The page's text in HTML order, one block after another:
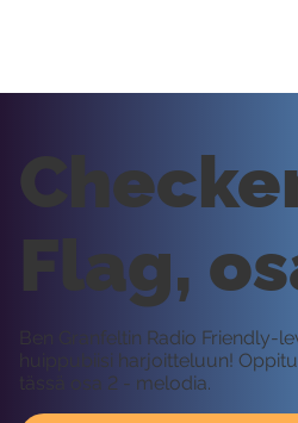
Flag,
Ben Granfeltin Radio Friendly-
huippubiisi harjoitteluun!
tässä osa 2 - melodia.